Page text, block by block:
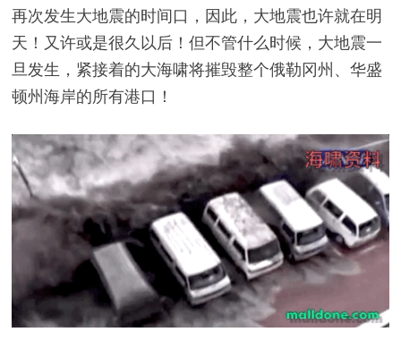
再次发生大地震的时间口，因此， 大地震也许就在明
天！又许或是很久以后！ 但不管什么时候，大地震一
旦发生，紧接着的大海啸将摧毁整个俄勒冈州、华盛
顿州海岸的所有港口！